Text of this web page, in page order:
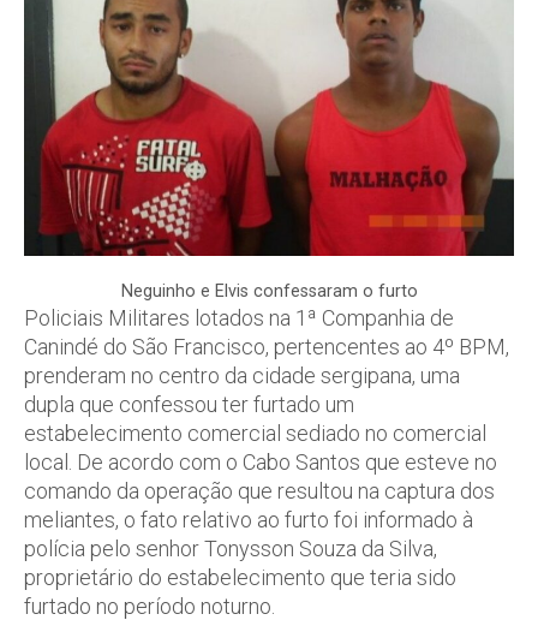
Neguinho e Elvis confessaram o furto
Policiais Militares lotados na 1ª Companhia de
Canindé do São Francisco, pertencentes ao 4º BPM,
prenderam no centro da cidade sergipana, uma
dupla que confessou ter furtado um
estabelecimento comercial sediado no comercial
local. De acordo com o Cabo Santos que esteve no
comando da operação que resultou na captura dos
meliantes, o fato relativo ao furto foi informado à
polícia pelo senhor Tonysson Souza da Silva,
proprietário do estabelecimento que teria sido
furtado no período noturno.